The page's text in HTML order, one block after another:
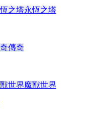
永恆之塔
傳奇
魔獸世界